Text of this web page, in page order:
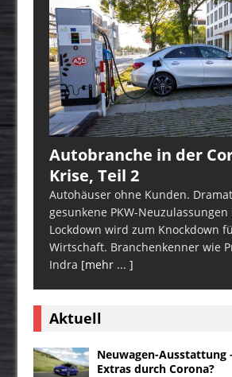
Autobranche in der
Krise, Teil 2
Autohäuser ohne Kunden.
gesunkene PKW-
Lockdown wird zum Knockdown
Wirtschaft. Branchenkenner wie
Indra [mehr ... ]
Aktuell
Neuwagen-Ausstattung
Extras durch Corona?